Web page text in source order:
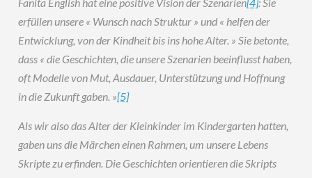
erfüllen unsere « Wunsch nach Struktur » und « helfen der
Entwicklung, von der Kindheit bis ins hohe Alter. » Sie betonte,
dass « die Geschichten, die unsere Szenarien beeinflusst haben,
oft Modelle von Mut, Ausdauer, Unterstützung und Hoffnung
in die Zukunft gaben. »[5]
Als wir also das Alter der Kleinkinder im Kindergarten hatten,
gaben uns die Märchen einen Rahmen, um unsere Lebens
Skripte zu erfinden. Die Geschichten orientieren die Skripts